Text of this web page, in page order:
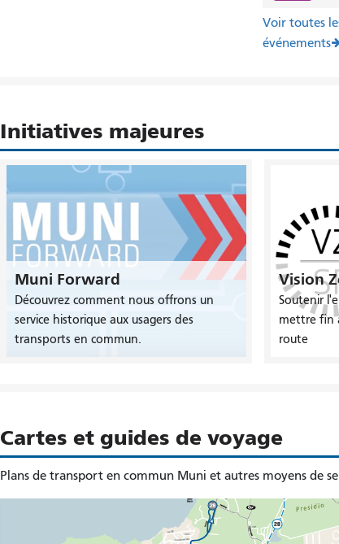
Voir toutes
événements
Initiatives majeures
Muni Forward
Découvrez comment nous offrons un
service historique aux usagers des
transports en commun.
Vision
Soutenir
mettre fin
route
Cartes et guides de voyage
Plans de transport en commun Muni et autres moyens de